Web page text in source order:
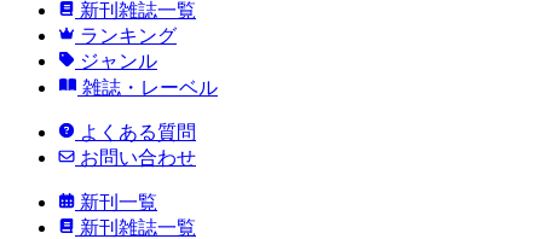
新刊雑誌一覧
ランキング
ジャンル
雑誌・レーベル
よくある質問
お問い合わせ
新刊一覧
新刊雑誌一覧